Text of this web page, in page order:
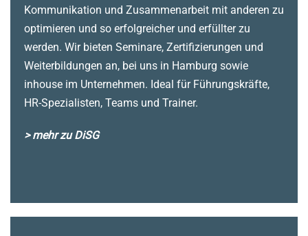
Kommunikation und Zusammenarbeit mit anderen zu
optimieren und so erfolgreicher und erfüllter zu
werden. Wir bieten Seminare, Zertifizierungen und
Weiterbildungen an, bei uns in Hamburg sowie
inhouse im Unternehmen. Ideal für Führungskräfte,
HR-Spezialisten, Teams und Trainer.
> mehr zu DiSG